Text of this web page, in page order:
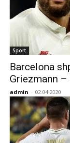
Sport
Barcelona
Griezmann –
admin - 02.04.2020